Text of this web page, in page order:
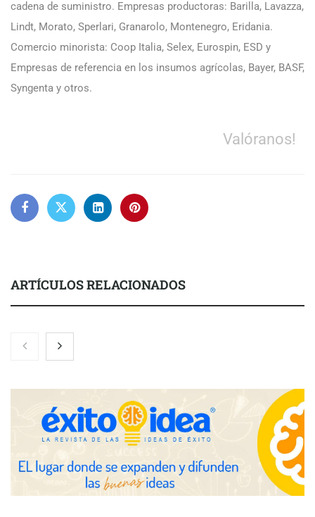
cadena de suministro. Empresas productoras: Barilla, Lavazza,
Lindt, Morato, Sperlari, Granarolo, Montenegro, Eridania.
Comercio minorista: Coop Italia, Selex, Eurospin, ESD y
Empresas de referencia en los insumos agrícolas, Bayer, BASF,
Syngenta y otros.
Valóranos!
ARTÍCULOS RELACIONADOS